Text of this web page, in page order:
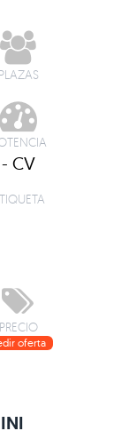
PLAZAS
- CV
PRECIO
oferta